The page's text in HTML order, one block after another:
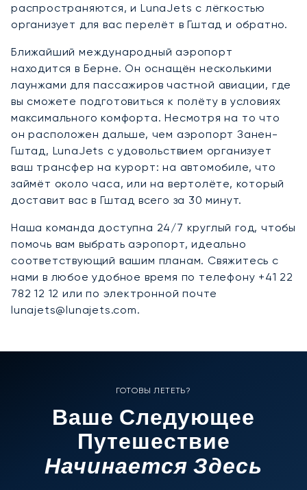
распространяются, и LunaJets с лёгкостью
организует для вас перелёт в Гштад и обратно.
Ближайший международный аэропорт
находится в Берне. Он оснащён несколькими
лаунжами для пассажиров частной авиации, где
вы сможете подготовиться к полёту в условиях
максимального комфорта. Несмотря на то что
он расположен дальше, чем аэропорт Занен-
Гштад, LunaJets с удовольствием организует
ваш трансфер на курорт: на автомобиле, что
займёт около часа, или на вертолёте, который
доставит вас в Гштад всего за 30 минут.
Наша команда доступна 24/7 круглый год, чтобы
помочь вам выбрать аэропорт, идеально
соответствующий вашим планам. Свяжитесь с
нами в любое удобное время по телефону +41 22
782 12 12 или по электронной почте
lunajets@lunajets.com.
ГОТОВЫ ЛЕТЕТЬ?
Ваше Следующее
Путешествие
Начинается Здесь